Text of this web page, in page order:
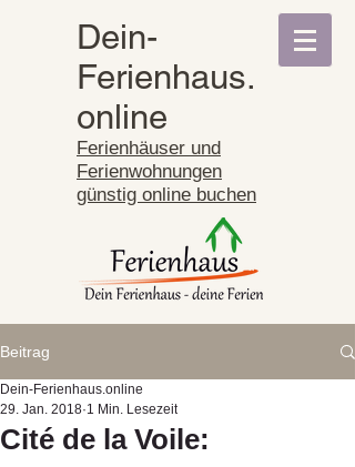
Dein-
Ferienhaus.
online
Ferienhäuser und
Ferienwohnungen
günstig online buchen
Beitrag
Cité de la Voile:
Dein-Ferienhaus.online
29. Jan. 2018 1 Min. Lesezeit